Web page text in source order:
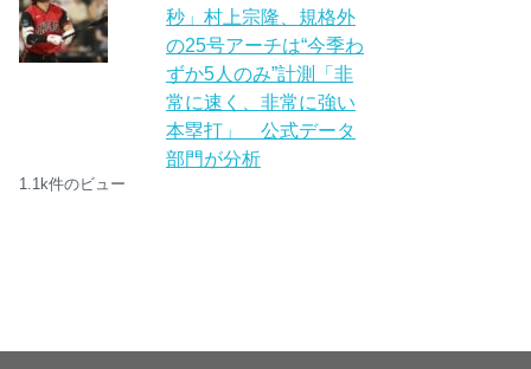
秒」村上宗隆、規格外
の25号アーチは“今季わ
ずか5人のみ”計測「非
常に速く、非常に強い
本塁打」 公式データ
部門が分析
1.1k件のビュー